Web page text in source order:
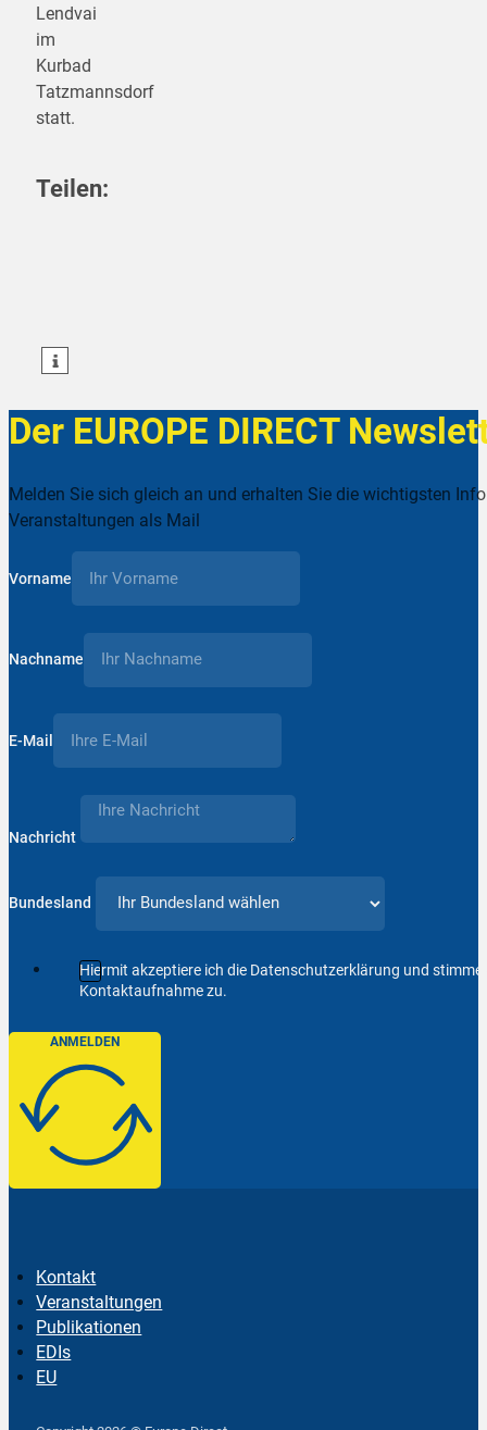
Lendvai
im
Kurbad
Tatzmannsdorf
statt.
Teilen:
teilen
Der EUROPE DIRECT
Melden Sie sich gleich an und erhalten Sie die wichtigsten
Veranstaltungen als Mail
Vorname
Nachname
E-Mail
Nachricht
Bundesland
Hiermit akzeptiere ich die Datenschutzerklärung und
Kontaktaufnahme zu.
ANMELDEN
Kontakt
Veranstaltungen
Publikationen
EDIs
EU